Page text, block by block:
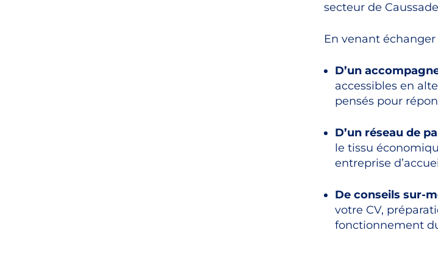
secteur de
En venant
D’un
accessibles en
pensés pour
D’un réseau de
le tissu
entreprise
De conseils sur-
votre CV,
fonctionnement